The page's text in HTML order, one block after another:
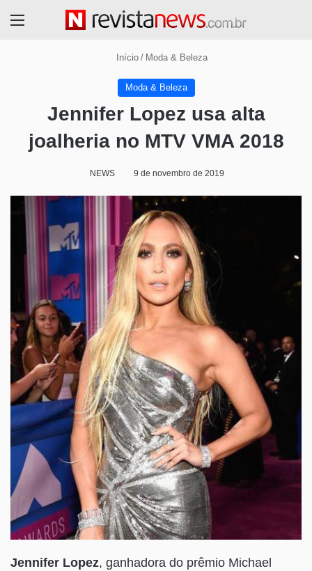
Início / Moda & Beleza
Moda & Beleza
Jennifer Lopez usa alta
joalheria no MTV VMA 2018
NEWS 9 de novembro de 2019
Jennifer Lopez, ganhadora do prêmio Michael